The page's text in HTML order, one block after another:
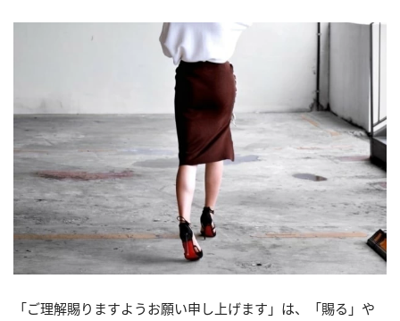
「ご理解賜りますようお願い申し上げます」は、「賜る」や